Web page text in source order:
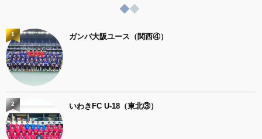
ガンバ大阪ユース（関西④）
1
いわきFC U-18（東北③）
2